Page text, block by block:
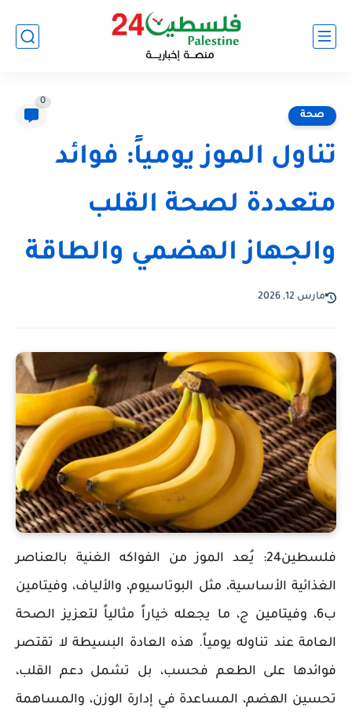
صحة
0
تناول الموز يومياً: فوائد
متعددة لصحة القلب
والجهاز الهضمي والطاقة
مارس 12, 2026
فلسطين24: يُعد الموز من الفواكه الغنية بالعناصر
الغذائية الأساسية، مثل البوتاسيوم، والألياف، وفيتامين
ب6، وفيتامين ج، ما يجعله خياراً مثالياً لتعزيز الصحة
العامة عند تناوله يومياً. هذه العادة البسيطة لا تقتصر
فوائدها على الطعم فحسب، بل تشمل دعم القلب،
تحسين الهضم، المساعدة في إدارة الوزن، والمساهمة